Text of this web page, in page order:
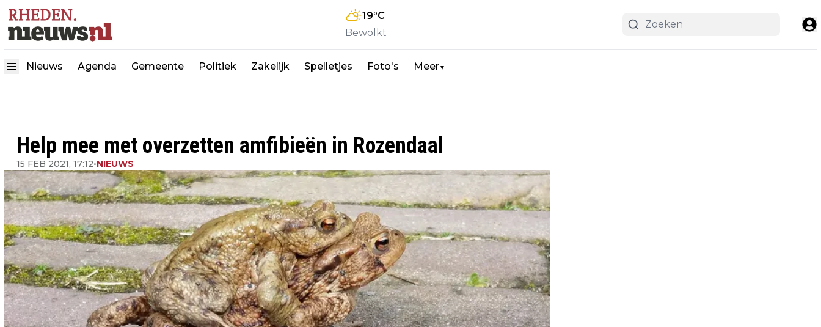
19°C
Bewolkt
Nieuws Agenda Gemeente Politiek Zakelijk Spelletjes Foto's Meer▼
Help mee met overzetten amfibieën in Rozendaal
15 FEB 2021, 17:12•NIEUWS